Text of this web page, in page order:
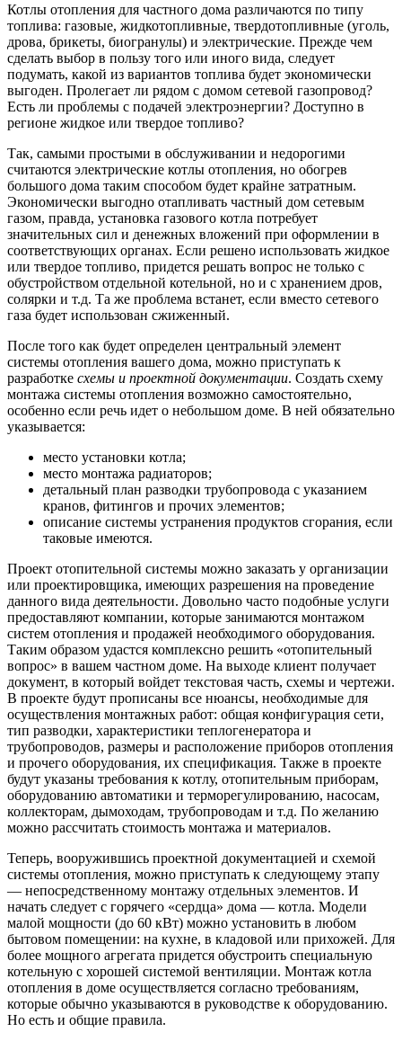
Котлы отопления для частного дома различаются по типу
топлива: газовые, жидкотопливные, твердотопливные (уголь,
дрова, брикеты, биогранулы) и электрические. Прежде чем
сделать выбор в пользу того или иного вида, следует
подумать, какой из вариантов топлива будет экономически
выгоден. Пролегает ли рядом с домом сетевой газопровод?
Есть ли проблемы с подачей электроэнергии? Доступно в
регионе жидкое или твердое топливо?
Так, самыми простыми в обслуживании и недорогими
считаются электрические котлы отопления, но обогрев
большого дома таким способом будет крайне затратным.
Экономически выгодно отапливать частный дом сетевым
газом, правда, установка газового котла потребует
значительных сил и денежных вложений при оформлении в
соответствующих органах. Если решено использовать жидкое
или твердое топливо, придется решать вопрос не только с
обустройством отдельной котельной, но и с хранением дров,
солярки и т.д. Та же проблема встанет, если вместо сетевого
газа будет использован сжиженный.
После того как будет определен центральный элемент
системы отопления вашего дома, можно приступать к
разработке схемы и проектной документации. Создать схему
монтажа системы отопления возможно самостоятельно,
особенно если речь идет о небольшом доме. В ней обязательно
указывается:
место установки котла;
место монтажа радиаторов;
детальный план разводки трубопровода с указанием
кранов, фитингов и прочих элементов;
описание системы устранения продуктов сгорания, если
таковые имеются.
Проект отопительной системы можно заказать у организации
или проектировщика, имеющих разрешения на проведение
данного вида деятельности. Довольно часто подобные услуги
предоставляют компании, которые занимаются монтажом
систем отопления и продажей необходимого оборудования.
Таким образом удастся комплексно решить «отопительный
вопрос» в вашем частном доме. На выходе клиент получает
документ, в который войдет текстовая часть, схемы и чертежи.
В проекте будут прописаны все нюансы, необходимые для
осуществления монтажных работ: общая конфигурация сети,
тип разводки, характеристики теплогенератора и
трубопроводов, размеры и расположение приборов отопления
и прочего оборудования, их спецификация. Также в проекте
будут указаны требования к котлу, отопительным приборам,
оборудованию автоматики и терморегулированию, насосам,
коллекторам, дымоходам, трубопроводам и т.д. По желанию
можно рассчитать стоимость монтажа и материалов.
Теперь, вооружившись проектной документацией и схемой
системы отопления, можно приступать к следующему этапу
— непосредственному монтажу отдельных элементов. И
начать следует с горячего «сердца» дома — котла. Модели
малой мощности (до 60 кВт) можно установить в любом
бытовом помещении: на кухне, в кладовой или прихожей. Для
более мощного агрегата придется обустроить специальную
котельную с хорошей системой вентиляции. Монтаж котла
отопления в доме осуществляется согласно требованиям,
которые обычно указываются в руководстве к оборудованию.
Но есть и общие правила.